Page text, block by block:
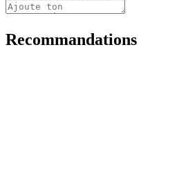
Recommandations